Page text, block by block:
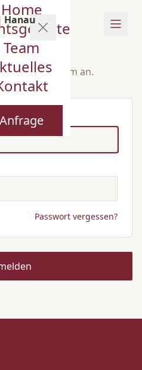
Hanau
Home
Team
Anfrage
Kanzlei-System an.
Passwort vergessen?